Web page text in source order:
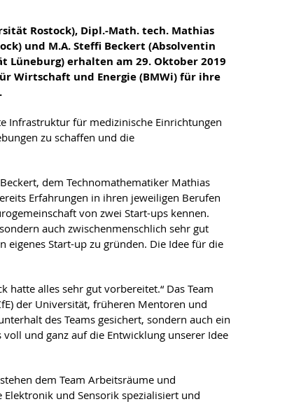
Rostock), Dipl.-Math. tech. Mathias
und M.A. Steffi Beckert (Absolventin
Lüneburg) erhalten am 29. Oktober 2019
Wirtschaft und Energie (BMWi) für ihre
Infrastruktur für medizinische Einrichtungen
zu schaffen und die
dem Technomathematiker Mathias
Erfahrungen in ihren jeweiligen Berufen
von zwei Start-ups kennen.
auch zwischenmenschlich sehr gut
eigenes Start-up zu gründen. Die Idee für die
alles sehr gut vorbereitet.“ Das Team
der Universität, früheren Mentoren und
des Teams gesichert, sondern auch ein
und ganz auf die Entwicklung unserer Idee
dem Team Arbeitsräume und
und Sensorik spezialisiert und